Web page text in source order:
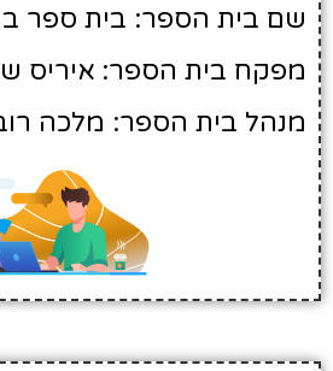
שם בית הספר: בית ספר
מפקח בית הספר: איריס
מנהל בית הספר: מלכה